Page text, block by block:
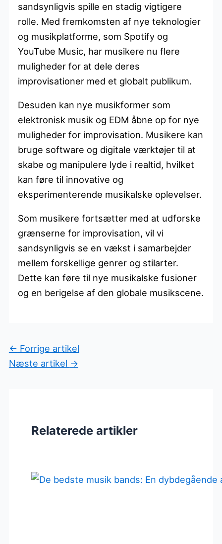
sandsynligvis spille en stadig vigtigere
rolle. Med fremkomsten af nye teknologier
og musikplatforme, som Spotify og
YouTube Music, har musikere nu flere
muligheder for at dele deres
improvisationer med et globalt publikum.
Desuden kan nye musikformer som
elektronisk musik og EDM åbne op for nye
muligheder for improvisation. Musikere kan
bruge software og digitale værktøjer til at
skabe og manipulere lyde i realtid, hvilket
kan føre til innovative og
eksperimenterende musikalske oplevelser.
Som musikere fortsætter med at udforske
grænserne for improvisation, vil vi
sandsynligvis se en vækst i samarbejder
mellem forskellige genrer og stilarter.
Dette kan føre til nye musikalske fusioner
og en berigelse af den globale musikscene.
← Forrige artikel
Næste artikel →
Relaterede artikler